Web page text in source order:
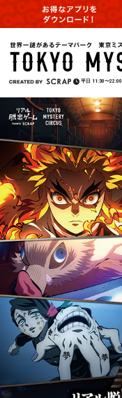
平日 11:30〜22:00